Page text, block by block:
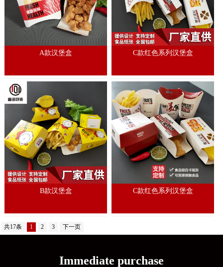
A款汉堡盒 C款红色系列汉堡盒
B款汉堡盒 C款红色系列汉堡盒
共17条 1 2 3 下一页
Immediate purchase